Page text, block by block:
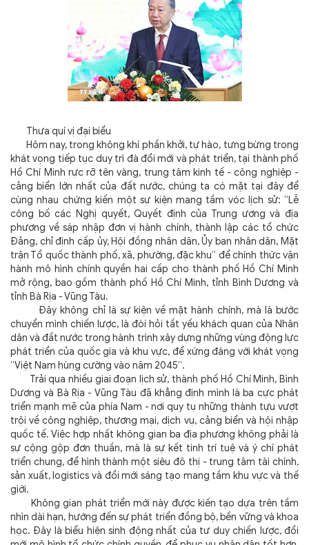
Thưa quí vị đại biểu
Hôm nay, trong không khí phấn khởi, tự hào, tưng bừng trong
khát vọng tiếp tục duy trì đà đổi mới và phát triển, tại thành phố
Hồ Chí Minh rực rỡ tên vàng, trung tâm kinh tế - công nghiệp -
cảng biển lớn nhất của đất nước, chúng ta có mặt tại đây để
cùng nhau chứng kiến một sự kiện mang tầm vóc lịch sử: “Lễ
công bố các Nghị quyết, Quyết định của Trung ương và địa
phương về sáp nhập đơn vị hành chính, thành lập các tổ chức
Đảng, chỉ định cấp ủy, Hội đồng nhân dân, Ủy ban nhân dân, Mặt
trận Tổ quốc thành phố, xã, phường, đặc khu” để chính thức vận
hành mô hình chính quyền hai cấp cho thành phố Hồ Chí Minh
mở rộng, bao gồm thành phố Hồ Chí Minh, tỉnh Bình Dương và
tỉnh Bà Rịa - Vũng Tàu.
Đây không chỉ là sự kiện về mặt hành chính, mà là bước
chuyển mình chiến lược, là đòi hỏi tất yếu khách quan của Nhân
dân và đất nước trong hành trình xây dựng những vùng động lực
phát triển của quốc gia và khu vực, để xứng đáng với khát vọng
“Việt Nam hùng cường vào năm 2045”.
Trải qua nhiều giai đoạn lịch sử, thành phố Hồ Chí Minh, Bình
Dương và Bà Rịa - Vũng Tàu đã khẳng định mình là ba cực phát
triển mạnh mẽ của phía Nam - nơi quy tụ những thành tựu vượt
trội về công nghiệp, thương mại, dịch vụ, cảng biển và hội nhập
quốc tế. Việc hợp nhất không gian ba địa phương không phải là
sự cộng gộp đơn thuần, mà là sự kết tinh trí tuệ và ý chí phát
triển chung, để hình thành một siêu đô thị - trung tâm tài chính,
sản xuất, logistics và đổi mới sáng tạo mang tầm khu vực và thế
giới.
Không gian phát triển mới này được kiến tạo dựa trên tầm
nhìn dài hạn, hướng đến sự phát triển đồng bộ, bền vững và khoa
học. Đây là biểu hiện sinh động nhất của tư duy chiến lược, đổi